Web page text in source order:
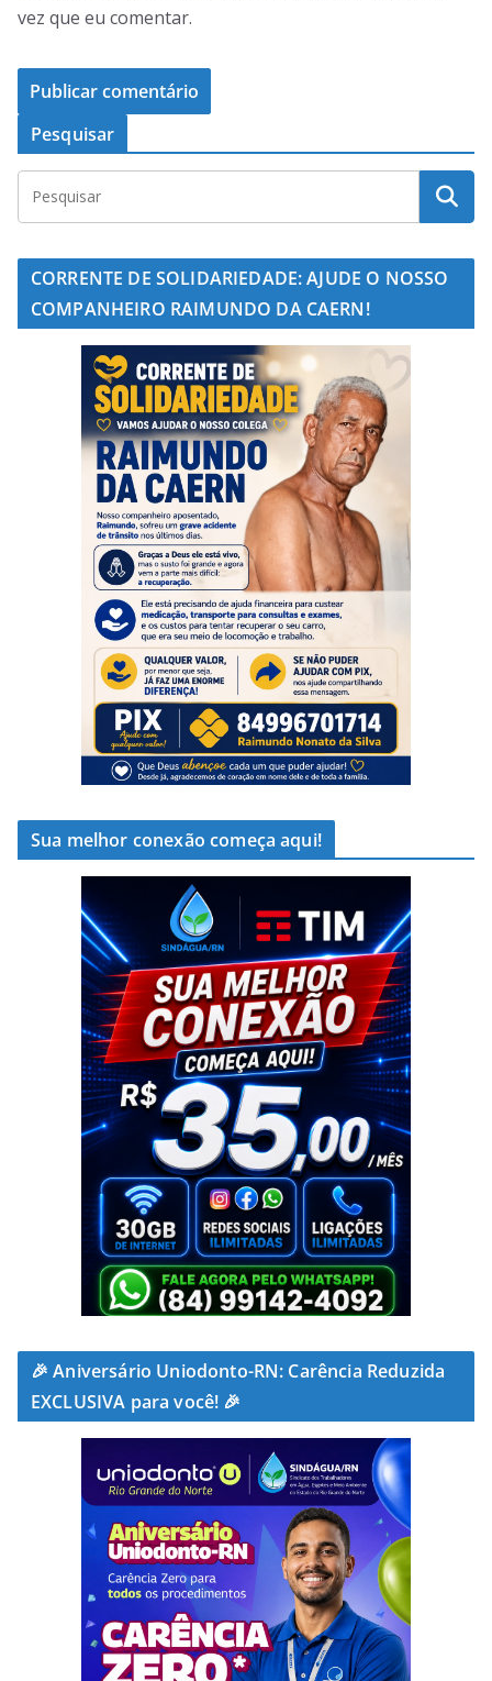
vez que eu comentar.
Pesquisar
CORRENTE DE SOLIDARIEDADE: AJUDE O NOSSO
COMPANHEIRO RAIMUNDO DA CAERN!
Sua melhor conexão começa aqui!
🎉 Aniversário Uniodonto-RN: Carência Reduzida
EXCLUSIVA para você! 🎉